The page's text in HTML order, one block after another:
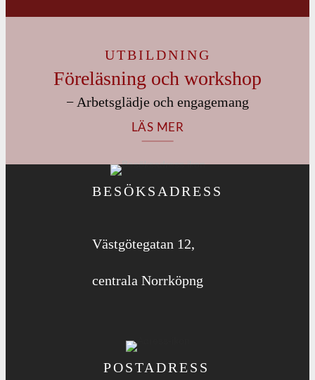
UTBILDNING
Föreläsning och workshop
− Arbetsglädje och engagemang
LÄS MER
BESÖKSADRESS
Västgötegatan 12,
centrala Norrköpng
POSTADRESS